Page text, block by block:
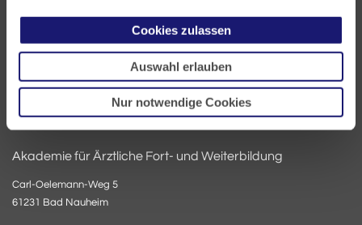
Cookies zulassen
Auswahl erlauben
Nur notwendige Cookies
E-Mail:
Akademie für Ärztliche Fort- und Weiterbildung
Carl-Oelemann-Weg 5
61231 Bad Nauheim